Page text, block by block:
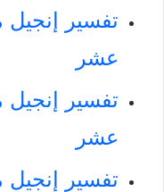
تفسير إنجيل
عشر
تفسير إنجيل
عشر
تفسير إنجيل